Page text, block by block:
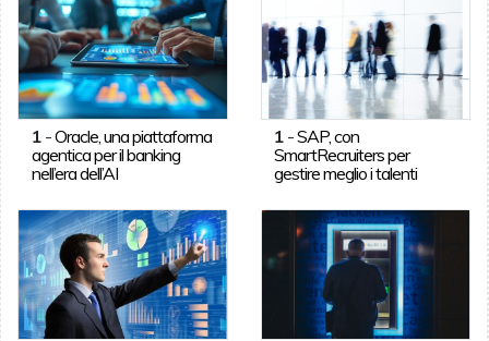
1-Oracle, una piattaforma
agentica per il banking
nell’era dell’AI
1 -SAP, con
SmartRecruiters per
gestire meglio i talenti